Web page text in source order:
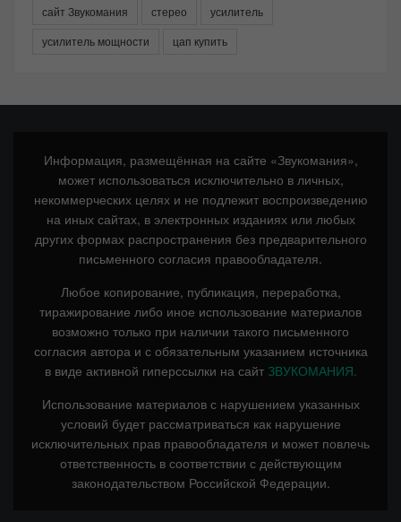
сайт Звукомания
стерео
усилитель
усилитель мощности
цап купить
Информация, размещённая на сайте «Звукомания»,
может использоваться исключительно в личных,
некоммерческих целях и не подлежит воспроизведению
на иных сайтах, в электронных изданиях или любых
других формах распространения без предварительного
письменного согласия правообладателя.
Любое копирование, публикация, переработка,
тиражирование либо иное использование материалов
возможно только при наличии такого письменного
согласия автора и с обязательным указанием источника
в виде активной гиперссылки на сайт ЗВУКОМАНИЯ.
Использование материалов с нарушением указанных
условий будет рассматриваться как нарушение
исключительных прав правообладателя и может повлечь
ответственность в соответствии с действующим
законодательством Российской Федерации.